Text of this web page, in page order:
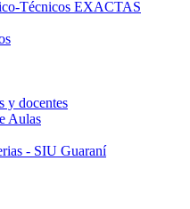
Técnicos EXACTAS
y docentes
Aulas
- SIU Guaraní